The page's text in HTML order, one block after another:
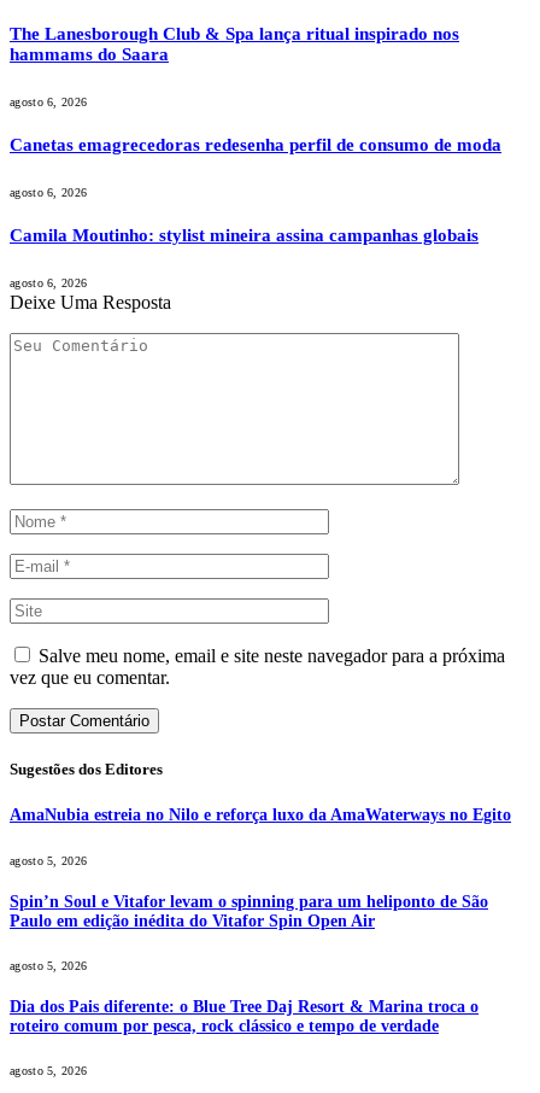
The Lanesborough Club & Spa lança ritual inspirado nos
hammams do Saara
agosto 6, 2026
Canetas emagrecedoras redesenha perfil de consumo de moda
agosto 6, 2026
Camila Moutinho: stylist mineira assina campanhas globais
agosto 6, 2026
Deixe Uma Resposta
Salve meu nome, email e site neste navegador para a próxima
vez que eu comentar.
Sugestões dos Editores
AmaNubia estreia no Nilo e reforça luxo da AmaWaterways no Egito
agosto 5, 2026
Spin’n Soul e Vitafor levam o spinning para um heliponto de São
Paulo em edição inédita do Vitafor Spin Open Air
agosto 5, 2026
Dia dos Pais diferente: o Blue Tree Daj Resort & Marina troca o
roteiro comum por pesca, rock clássico e tempo de verdade
agosto 5, 2026